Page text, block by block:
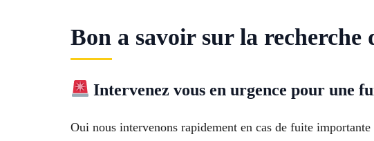
Bon a savoir sur la recherche
Intervenez vous en urgence pour une
Oui nous intervenons rapidement en cas de fuite